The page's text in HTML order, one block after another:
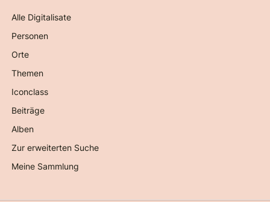
Alle Digitalisate
Personen
Orte
Themen
Iconclass
Beiträge
Alben
Zur erweiterten Suche
Meine Sammlung